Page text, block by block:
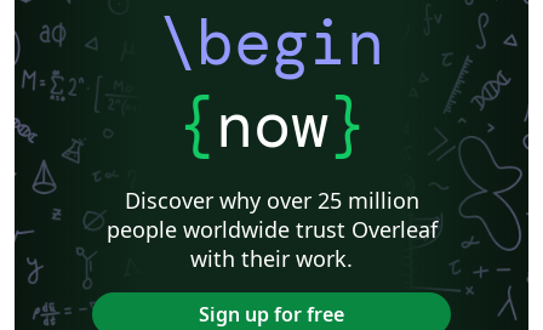
\begin
{now}
Discover why over 25 million
people worldwide trust Overleaf
with their work.
Sign up for free